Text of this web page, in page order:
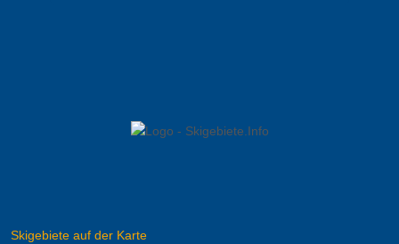
Skigebiete auf der Karte